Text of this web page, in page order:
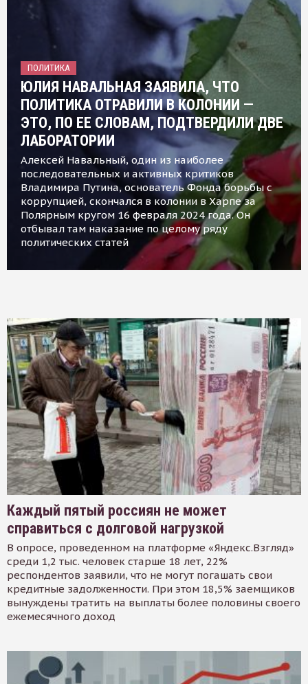
ПОЛИТИКА
ЮЛИЯ НАВАЛЬНАЯ ЗАЯВИЛА, ЧТО
ПОЛИТИКА ОТРАВИЛИ В КОЛОНИИ —
ЭТО, ПО ЕЕ СЛОВАМ, ПОДТВЕРДИЛИ ДВЕ
ЛАБОРАТОРИИ
Алексей Навальный, один из наиболее
последовательных и активных критиков
Владимира Путина, основатель Фонда борьбы с
коррупцией, скончался в колонии в Харпе за
Полярным кругом 16 февраля 2024 года. Он
отбывал там наказание по целому ряду
политических статей
Каждый пятый россиян не может
справиться с долговой нагрузкой
В опросе, проведенном на платформе «Яндекс.Взгляд»
среди 1,2 тыс. человек старше 18 лет, 22%
респондентов заявили, что не могут погашать свои
кредитные задолженности. При этом 18,5% заемщиков
вынуждены тратить на выплаты более половины своего
ежемесячного доход